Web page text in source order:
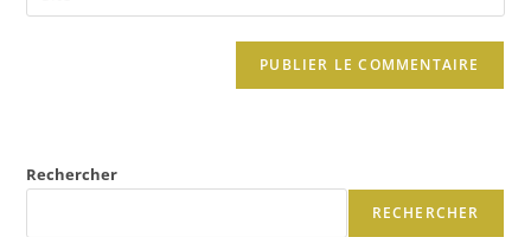
Rechercher
RECHERCHER